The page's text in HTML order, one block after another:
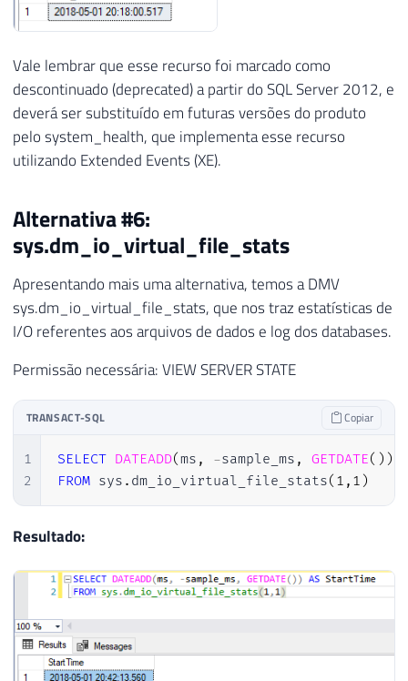
Vale lembrar que esse recurso foi marcado como
descontinuado (deprecated) a partir do SQL Server 2012, e
deverá ser substituído em futuras versões do produto
pelo system_health, que implementa esse recurso
utilizando Extended Events (XE).
Alternativa #6:
sys.dm_io_virtual_file_stats
Apresentando mais uma alternativa, temos a DMV
sys.dm_io_virtual_file_stats, que nos traz estatísticas de
I/O referentes aos arquivos de dados e log dos databases.
Permissão necessária: VIEW SERVER STATE
TRANSACT-SQL Copiar
1
2
SELECT DATEADD(ms , -sample_ms , GETDATE( ) )
FROM sys . dm_io_virtual_file_stats( 1 , 1 )
Resultado: